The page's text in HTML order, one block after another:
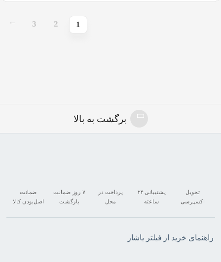
1
2
3
→
برگشت به بالا
تحویل
اکسپرسی
پشتیبانی ۲۴
ساعته
پرداخت در
محل
۷ روز ضمانت
بازگشت
ضمانت
اصل‌بودن کالا
راهنمای خرید از فیلتر یاشار